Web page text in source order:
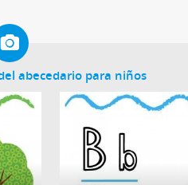
abecedario para niños